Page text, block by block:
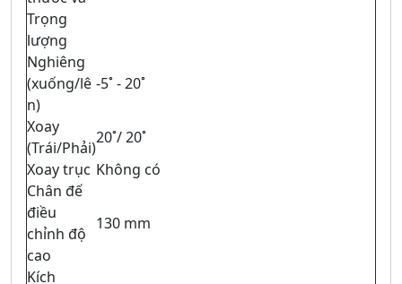
Trọng
lượng
Nghiêng
(xuống/lê
n)
-5˚ - 20˚
Xoay
(Trái/Phải)
20˚/ 20˚
Xoay trục Không có
Chân đế
điều
chỉnh độ
cao
130 mm
Kích